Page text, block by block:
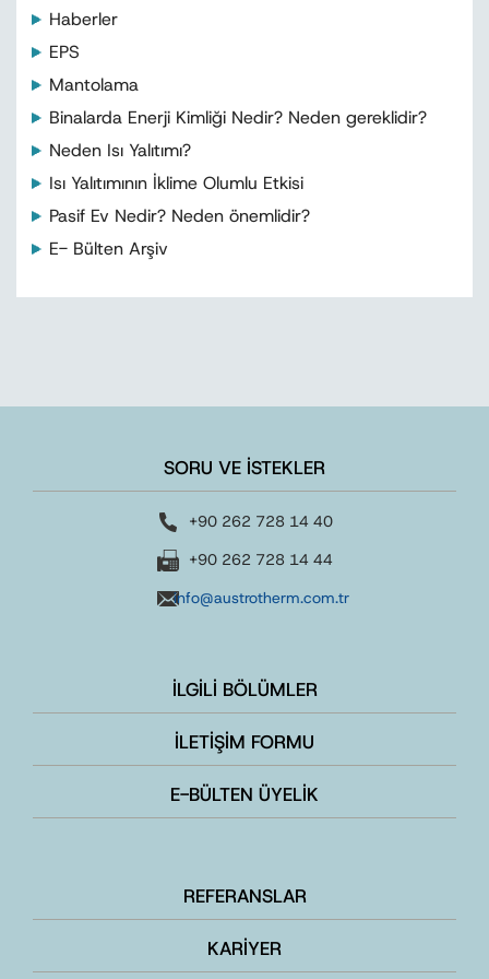
Haberler
EPS
Mantolama
Binalarda Enerji Kimliği Nedir? Neden gereklidir?
Neden Isı Yalıtımı?
Isı Yalıtımının İklime Olumlu Etkisi
Pasif Ev Nedir? Neden önemlidir?
E- Bülten Arşiv
SORU VE İSTEKLER
+90 262 728 14 40
+90 262 728 14 44
info@austrotherm.com.tr
İLGİLİ BÖLÜMLER
İLETİŞİM FORMU
E-BÜLTEN ÜYELİK
REFERANSLAR
KARİYER